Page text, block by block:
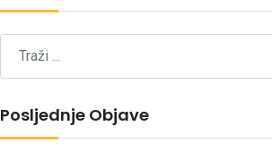
Posljednje Objave